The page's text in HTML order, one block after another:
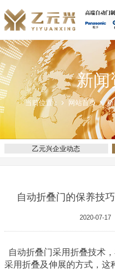
新闻
当前位置： 网站首页 新
乙元兴企业动态
自动折叠门的保养技
2020-07-17
自动折叠门采用折叠技术
采用折叠及伸展的方式，这